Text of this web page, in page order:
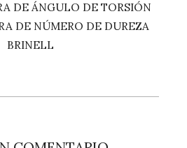
DE ÁNGULO DE TORSIÓN
DE NÚMERO DE DUREZA
BRINELL